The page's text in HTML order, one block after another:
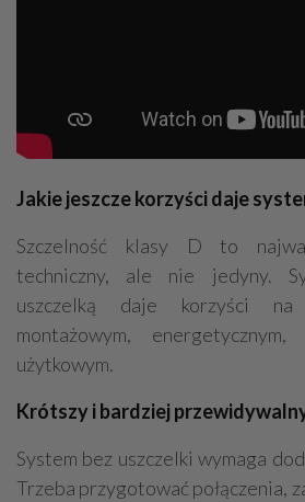
Jakie jeszcze korzyści daje
Szczelność klasy D to
techniczny, ale nie jedyny.
uszczelką daje korzyści na
montażowym,
użytkowym.
Krótszy i bardziej
System bez uszczelki wymaga
Trzeba przygotować połączenia,